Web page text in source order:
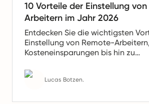
10 Vorteile der Einstellung
Arbeitern im Jahr 2026
Entdecken Sie die wichtigsten
Einstellung von Remote-
Kosteneinsparungen bis hin zu
Remote-Teams die Zukunft der
Lucas Botzen.